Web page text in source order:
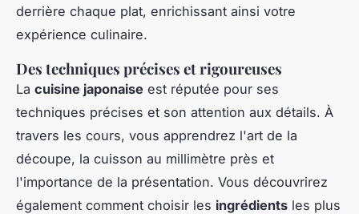
derrière chaque plat, enrichissant ainsi votre
expérience culinaire.
Des techniques précises et rigoureuses
La cuisine japonaise est réputée pour ses
techniques précises et son attention aux détails. À
travers les cours, vous apprendrez l'art de la
découpe, la cuisson au millimètre près et
l'importance de la présentation. Vous découvrirez
également comment choisir les ingrédients les plus